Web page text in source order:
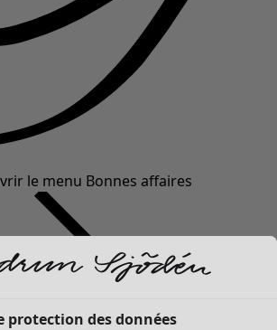
le menu Bonnes affaires
protection des données